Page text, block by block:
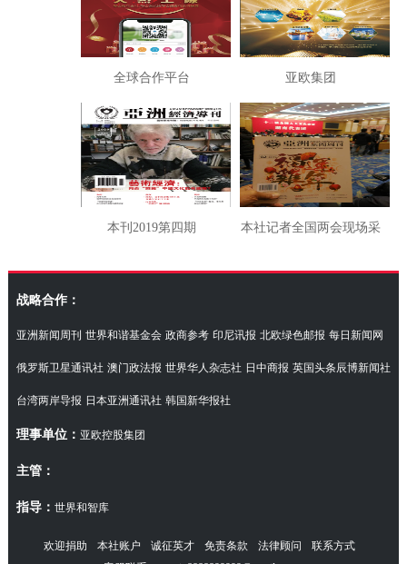
全球合作平台 亚欧集团
本刊2019第四期 本社记者全国两会现场采
访湖南代表团
战略合作：
亚洲新闻周刊 世界和谐基金会 政商参考 印尼讯报 北欧绿色邮报 每日新闻网
俄罗斯卫星通讯社 澳门政法报 世界华人杂志社 日中商报 英国头条辰博新闻社
台湾两岸导报 日本亚洲通讯社 韩国新华报社
理事单位： 亚欧控股集团
主管：
指导： 世界和智库
欢迎捐助 本社账户 诚征英才 免责条款 法律顾问
联系方式